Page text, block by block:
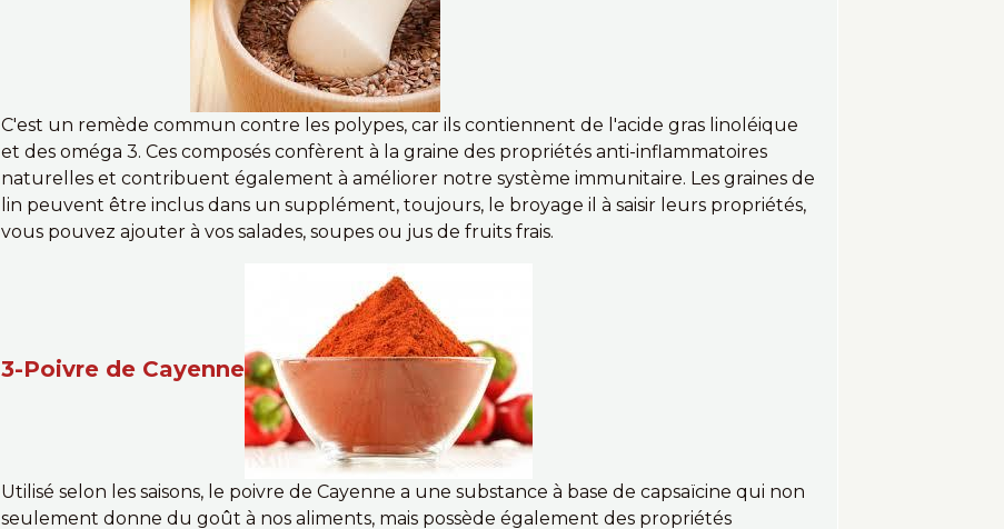
C'est un remède commun contre les polypes, car ils contiennent de l'acide gras linoléique
et des oméga 3. Ces composés confèrent à la graine des propriétés anti-inflammatoires
naturelles et contribuent également à améliorer notre système immunitaire. Les graines de
lin peuvent être inclus dans un supplément, toujours, le broyage il à saisir leurs propriétés,
vous pouvez ajouter à vos salades, soupes ou jus de fruits frais.
3-Poivre de Cayenne
Utilisé selon les saisons, le poivre de Cayenne a une substance à base de capsaïcine qui non
seulement donne du goût à nos aliments, mais possède également des propriétés